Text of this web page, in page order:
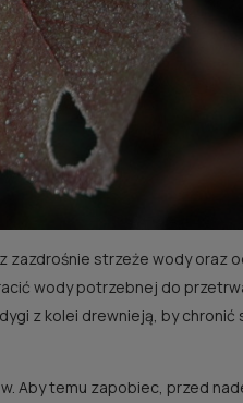
zazdrośnie strzeże wody oraz
wody potrzebnej do
z kolei drewnieją, by chronić
Aby temu zapobiec, przed